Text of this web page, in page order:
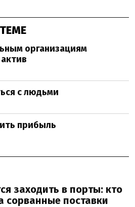
организациям
с людьми
прибыль
заходить в порты: кто
сорванные поставки